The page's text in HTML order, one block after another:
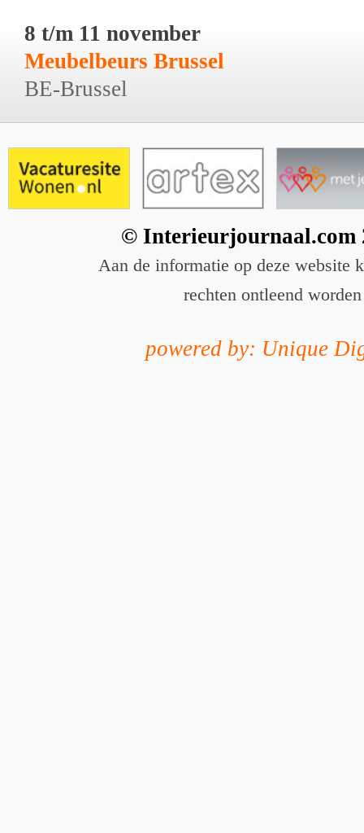
8 t/m 11 november
Meubelbeurs Brussel
BE-Brussel
© Interieurjournaal.com
Aan de informatie op deze website
rechten ontleend worden
powered by: Unique